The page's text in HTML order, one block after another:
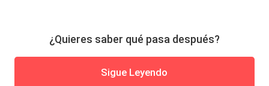
¿Quieres saber qué pasa después?
Sigue Leyendo